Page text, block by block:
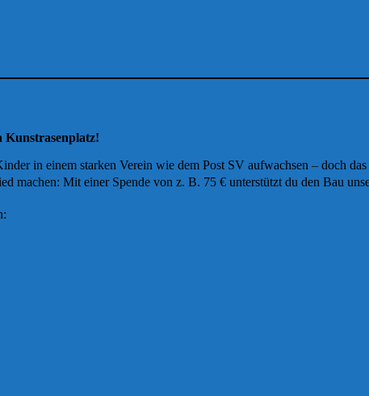
Kunstrasenplatz!
in einem starken Verein wie dem Post SV aufwachsen – doch
machen: Mit einer Spende von z. B. 75 € unterstützt du den Bau